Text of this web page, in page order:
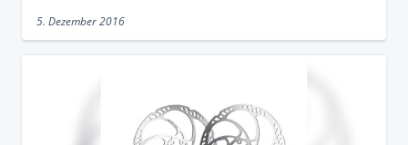
5. Dezember 2016